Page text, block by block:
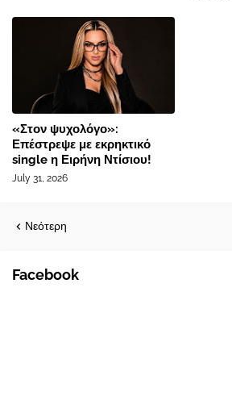
«Στον ψυχολόγο»:
Επέστρεψε με εκρηκτικό
single η Ειρήνη Ντίσιου!
July 31, 2026
Νεότερη
Facebook